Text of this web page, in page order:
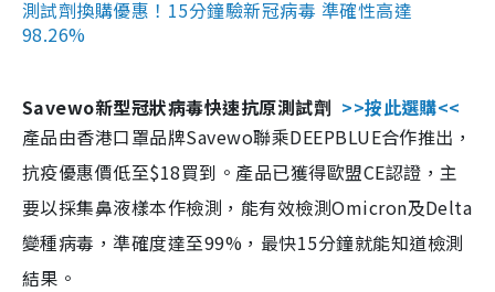
測試劑換購優惠！15分鐘驗新冠病毒 準確性高達
98.26%
Savewo新型冠狀病毒快速抗原測試劑 >>按此選購<<
產品由香港口罩品牌Savewo聯乘DEEPBLUE合作推出，
抗疫優惠價低至$18買到。產品已獲得歐盟CE認證，主
要以採集鼻液樣本作檢測，能有效檢測Omicron及Delta
變種病毒，準確度達至99%，最快15分鐘就能知道檢測
結果。